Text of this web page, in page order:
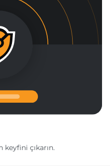
çıkarın.